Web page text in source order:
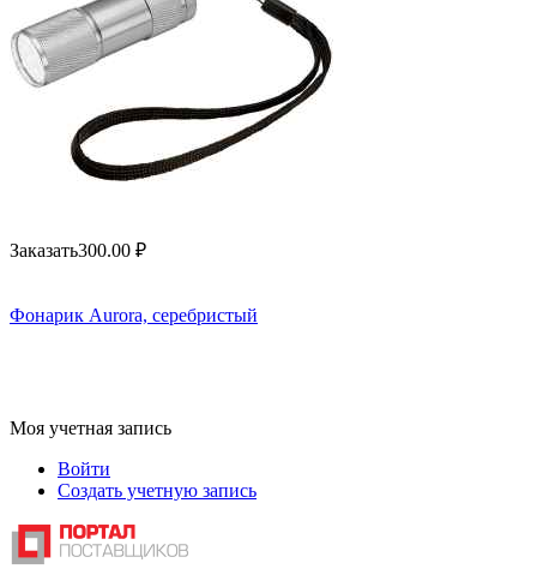
Заказать300.00 ₽
Фонарик Aurora, серебристый
Моя учетная запись
Войти
Создать учетную запись